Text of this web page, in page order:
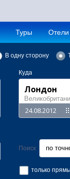
Туры Отели
В одну сторону
Куда
Поиск по
только